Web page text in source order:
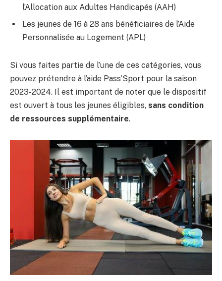
l’Allocation aux Adultes Handicapés (AAH)
Les jeunes de 16 à 28 ans bénéficiaires de l’Aide
Personnalisée au Logement (APL)
Si vous faites partie de l’une de ces catégories, vous
pouvez prétendre à l’aide Pass’Sport pour la saison
2023-2024. Il est important de noter que le dispositif
est ouvert à tous les jeunes éligibles, sans condition
de ressources supplémentaire.